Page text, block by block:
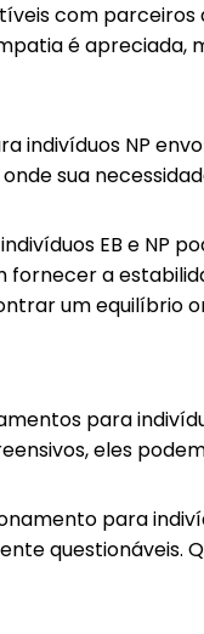
com
é
indivíduos NP
sua
EB e NP
a
um equilíbrio
para
eles
para
questionáveis.